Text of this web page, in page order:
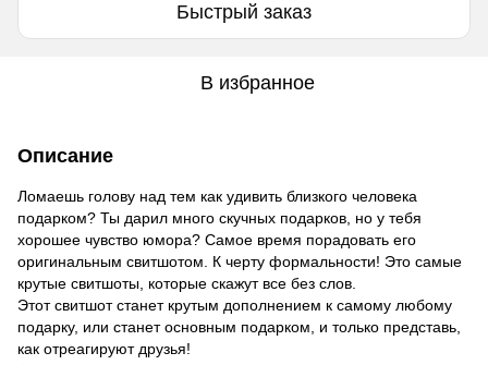
Быстрый заказ
В избранное
Описание
Ломаешь голову над тем как удивить близкого человека
подарком? Ты дарил много скучных подарков, но у тебя
хорошее чувство юмора? Самое время порадовать его
оригинальным свитшотом. К черту формальности! Это самые
крутые свитшоты, которые скажут все без слов.
Этот свитшот станет крутым дополнением к самому любому
подарку, или станет основным подарком, и только представь,
как отреагируют друзья!